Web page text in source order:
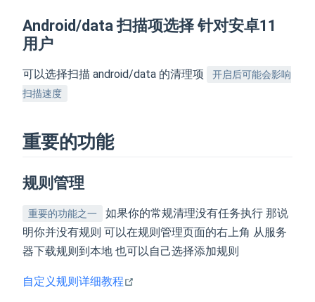
Android/data 扫描项选择 针对安卓11
用户
可以选择扫描 android/data 的清理项
开启后可能会影响
扫描速度
重要的功能
规则管理
重要的功能之一
如果你的常规清理没有任务执行 那说
明你并没有规则 可以在规则管理页面的右上角 从服务
器下载规则到本地 也可以自己选择添加规则
自定义规则详细教程